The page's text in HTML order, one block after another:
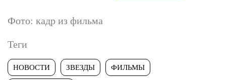
Фото: кадр из фильма
Теги
НОВОСТИ ЗВЕЗДЫ ФИЛЬМЫ